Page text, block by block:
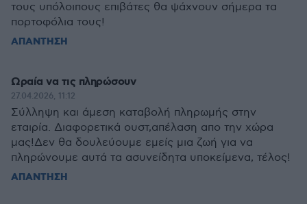
τους υπόλοιπους επιβάτες θα ψάχνουν σήμερα τα
πορτοφόλια τους!
ΑΠΑΝΤΗΣΗ
Ωραία να τις πληρώσουν
27.04.2026, 11:12
Σύλληψη και άμεση καταβολή πληρωμής στην
εταιρία. Διαφορετικά ουστ,απέλαση απο την χώρα
μας!Δεν θα δουλεύουμε εμείς μια ζωή για να
πληρώνουμε αυτά τα ασυνείδητα υποκείμενα, τέλος!
ΑΠΑΝΤΗΣΗ